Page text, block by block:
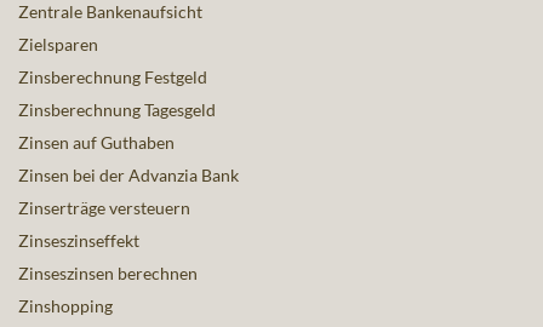
Zentrale Bankenaufsicht
Zielsparen
Zinsberechnung Festgeld
Zinsberechnung Tagesgeld
Zinsen auf Guthaben
Zinsen bei der Advanzia Bank
Zinserträge versteuern
Zinseszinseffekt
Zinseszinsen berechnen
Zinshopping